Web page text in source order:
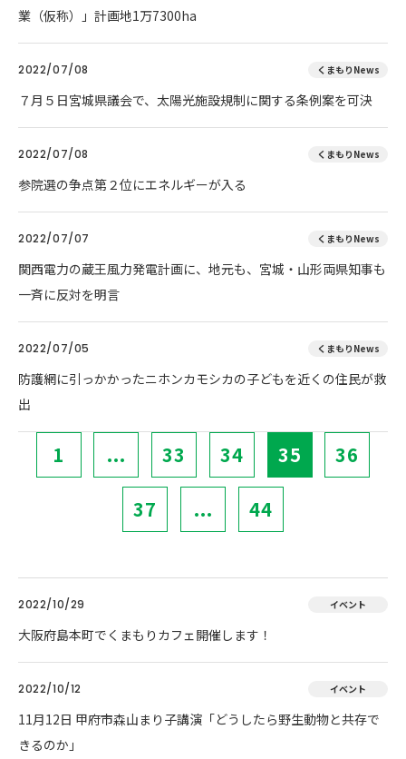
業（仮称）」計画地1万7300ha
2022/07/08 くまもりNews
７月５日宮城県議会で、太陽光施設規制に関する条例案を可決
2022/07/08 くまもりNews
参院選の争点第２位にエネルギーが入る
2022/07/07 くまもりNews
関西電力の蔵王風力発電計画に、地元も、宮城・山形両県知事も
一斉に反対を明言
2022/07/05 くまもりNews
防護網に引っかかったニホンカモシカの子どもを近くの住民が救
出
1 ... 33 34 35 36
37 ... 44
2022/10/29 イベント
大阪府島本町でくまもりカフェ開催します！
2022/10/12 イベント
11月12日 甲府市森山まり子講演「どうしたら野生動物と共存で
きるのか」